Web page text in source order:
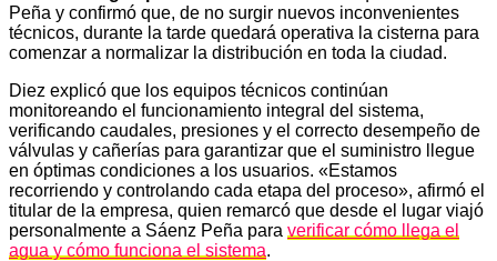
Peña y confirmó que, de no surgir nuevos inconvenientes
técnicos, durante la tarde quedará operativa la cisterna para
comenzar a normalizar la distribución en toda la ciudad.
Diez explicó que los equipos técnicos continúan
monitoreando el funcionamiento integral del sistema,
verificando caudales, presiones y el correcto desempeño de
válvulas y cañerías para garantizar que el suministro llegue
en óptimas condiciones a los usuarios. «Estamos
recorriendo y controlando cada etapa del proceso», afirmó el
titular de la empresa, quien remarcó que desde el lugar viajó
personalmente a Sáenz Peña para verificar cómo llega el
agua y cómo funciona el sistema.